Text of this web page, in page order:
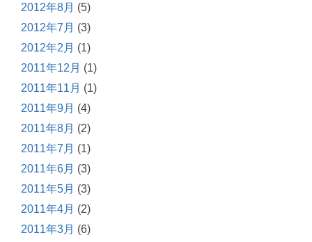
2012年8月 (5)
2012年7月 (3)
2012年2月 (1)
2011年12月 (1)
2011年11月 (1)
2011年9月 (4)
2011年8月 (2)
2011年7月 (1)
2011年6月 (3)
2011年5月 (3)
2011年4月 (2)
2011年3月 (6)